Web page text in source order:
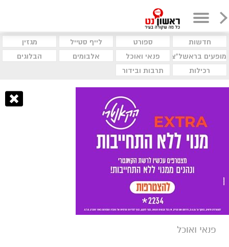
חדשות ספורט לייף סטייל
מגזין
מופעים בראשל"צ
פנאי ואוכל אלבומים
הבלוגים
רכילות
תרבות ובידור
פנאי ואוכל